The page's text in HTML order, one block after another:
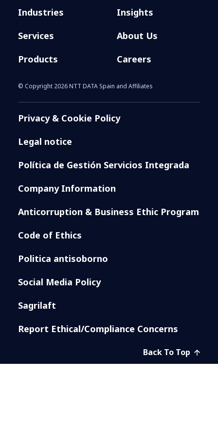
Industries
Services
Products
Insights
About Us
Careers
© Copyright 2026 NTT DATA Spain and Affiliates
Privacy & Cookie Policy
Legal notice
Política de Gestión Servicios Integrada
Company Information
Anticorruption & Business Ethic Program
Code of Ethics
Politica antisoborno
Social Media Policy
Sagrilaft
Report Ethical/Compliance Concerns
Back To Top